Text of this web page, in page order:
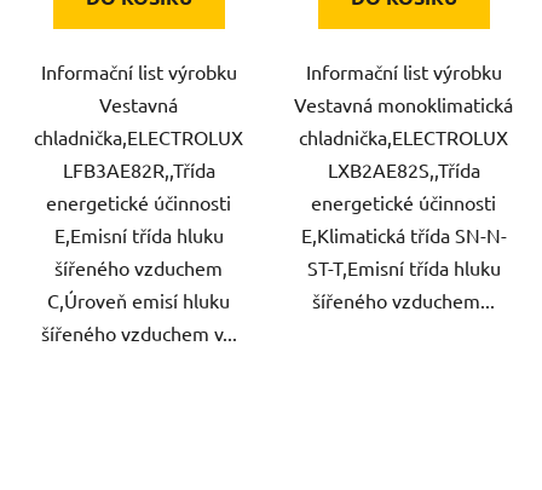
Informační list výrobku
Vestavná
chladnička,ELECTROLUX
LFB3AE82R,,Třída
energetické účinnosti
E,Emisní třída hluku
šířeného vzduchem
C,Úroveň emisí hluku
šířeného vzduchem v...
Informační list výrobku
Vestavná monoklimatická
chladnička,ELECTROLUX
LXB2AE82S,,Třída
energetické účinnosti
E,Klimatická třída SN-N-
ST-T,Emisní třída hluku
šířeného vzduchem...